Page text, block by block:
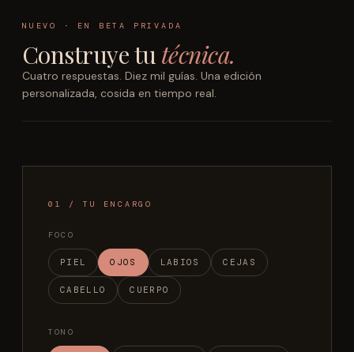
NUEVO · EN BETA PRIVADA
Construye tu técnica.
Cuatro respuestas. Diez mil guías. Una edición
personalizada, cosida en tiempo real.
01 / TU ENCARGO
FOCO
PIEL OJOS LABIOS CEJAS
CABELLO CUERPO
TONO